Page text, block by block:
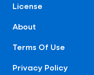
License
About
Terms Of Use
Privacy Policy